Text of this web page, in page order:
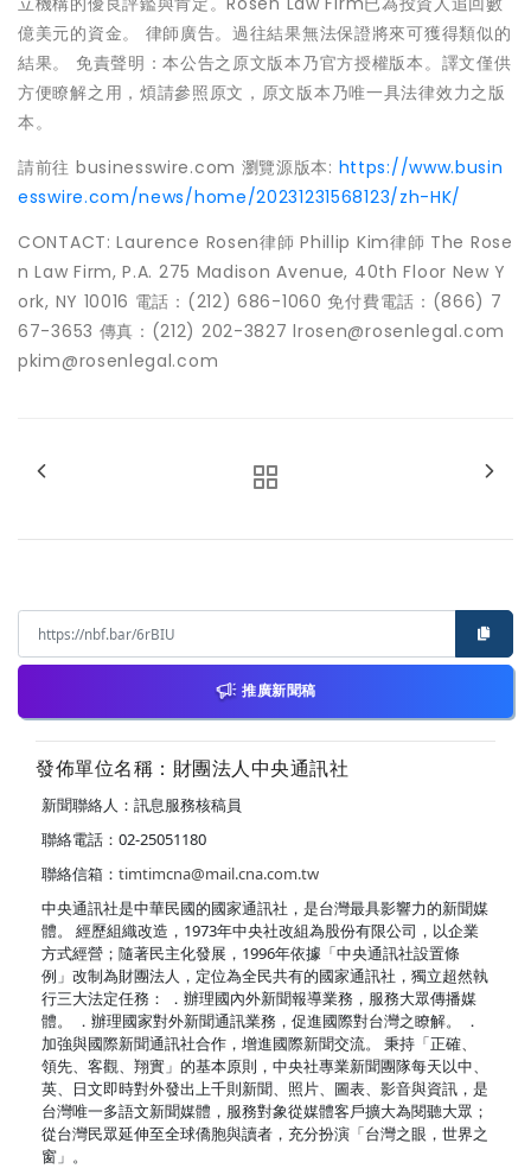
億美元的資金。 律師廣告。過往結果無法保證將來可獲得類似的
結果。 免責聲明：本公告之原文版本乃官方授權版本。譯文僅供
方便瞭解之用，煩請參照原文，原文版本乃唯一具法律效力之版
本。
請前往 businesswire.com 瀏覽源版本: https://www.busin
esswire.com/news/home/20231231568123/zh-HK/
CONTACT: Laurence Rosen律師 Phillip Kim律師 The Rose
n Law Firm, P.A. 275 Madison Avenue, 40th Floor New Y
ork, NY 10016 電話：(212) 686-1060 免付費電話：(866) 7
67-3653 傳真：(212) 202-3827 lrosen@rosenlegal.com
pkim@rosenlegal.com
推廣新聞稿
發佈單位名稱：財團法人中央通訊社
新聞聯絡人：訊息服務核稿員
聯絡電話：02-25051180
聯絡信箱： timtimcna@mail.cna.com.tw
中央通訊社是中華民國的國家通訊社，是台灣最具影響力的新聞媒
體。 經歷組織改造，1973年中央社改組為股份有限公司，以企業
方式經營；隨著民主化發展，1996年依據「中央通訊社設置條
例」改制為財團法人，定位為全民共有的國家通訊社，獨立超然執
行三大法定任務： ．辦理國內外新聞報導業務，服務大眾傳播媒
體。 ．辦理國家對外新聞通訊業務，促進國際對台灣之瞭解。 ．
加強與國際新聞通訊社合作，增進國際新聞交流。 秉持「正確、
領先、客觀、翔實」的基本原則，中央社專業新聞團隊每天以中、
英、日文即時對外發出上千則新聞、照片、圖表、影音與資訊，是
台灣唯一多語文新聞媒體，服務對象從媒體客戶擴大為閱聽大眾；
從台灣民眾延伸至全球僑胞與讀者，充分扮演「台灣之眼，世界之
窗」。